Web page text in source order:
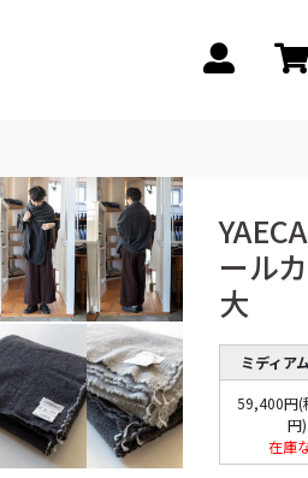
ール
大
ミディア
59,400円(
円)
在庫